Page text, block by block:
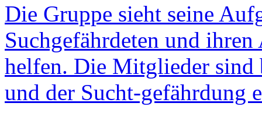
Die Gruppe sieht seine
Suchgefährdeten und
helfen. Die Mitglieder sind
und der Sucht-gefährdung